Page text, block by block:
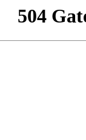
504